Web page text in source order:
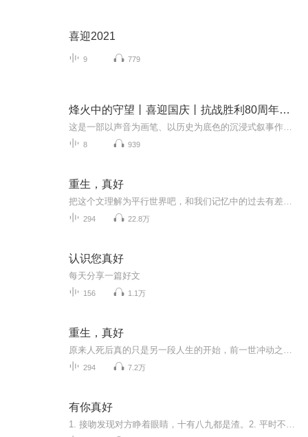
喜迎2021
9 779
烽火中的守望丨喜迎国庆丨抗战胜利80周年丨广播剧
8 939
重生，真好
294 22.8万
认识您真好
每天分享一篇好文
156 1.1万
重生，真好
294 7.2万
有你真好